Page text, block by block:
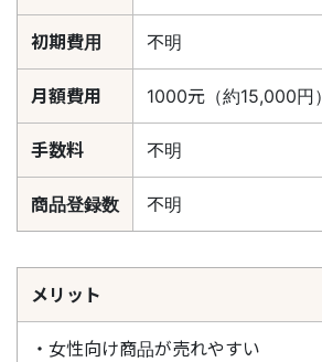
初期費用 不明
月額費用 1000元（約15,000円）
手数料 不明
商品登録数 不明
メリット
・女性向け商品が売れやすい